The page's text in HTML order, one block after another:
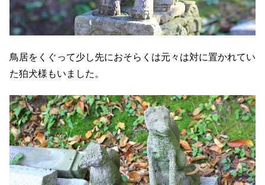
鳥居をくぐって少し先におそらくは元々は対に置かれてい
た狛犬様もいました。